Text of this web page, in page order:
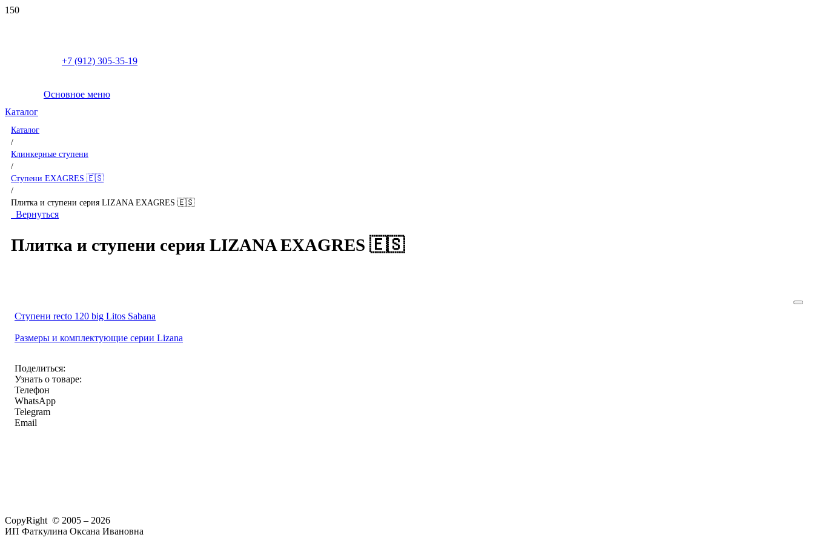
+7 (912) 305-35-19
Основное меню
Каталог
Каталог
/
Клинкерные ступени
/
Ступени EXAGRES 🇪🇸
/
Плитка и ступени серия LIZANA EXAGRES 🇪🇸
Вернуться
Плитка и ступени серия LIZANA EXAGRES 🇪🇸
Ступени recto 120 big Litos Sabana
Размеры и комплектующие серии Lizana
Поделиться:
Узнать о товаре:
Телефон
WhatsApp
Telegram
Email
CopyRight © 2005 – 2026
ИП Фаткулина Оксана Ивановна